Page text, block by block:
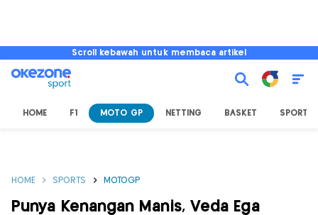
Scroll kebawah untuk membaca artikel
HOME F1 MOTO GP NETTING BASKET SPORT
HOME SPORTS MOTOGP
Punya Kenangan Manis, Veda Ega